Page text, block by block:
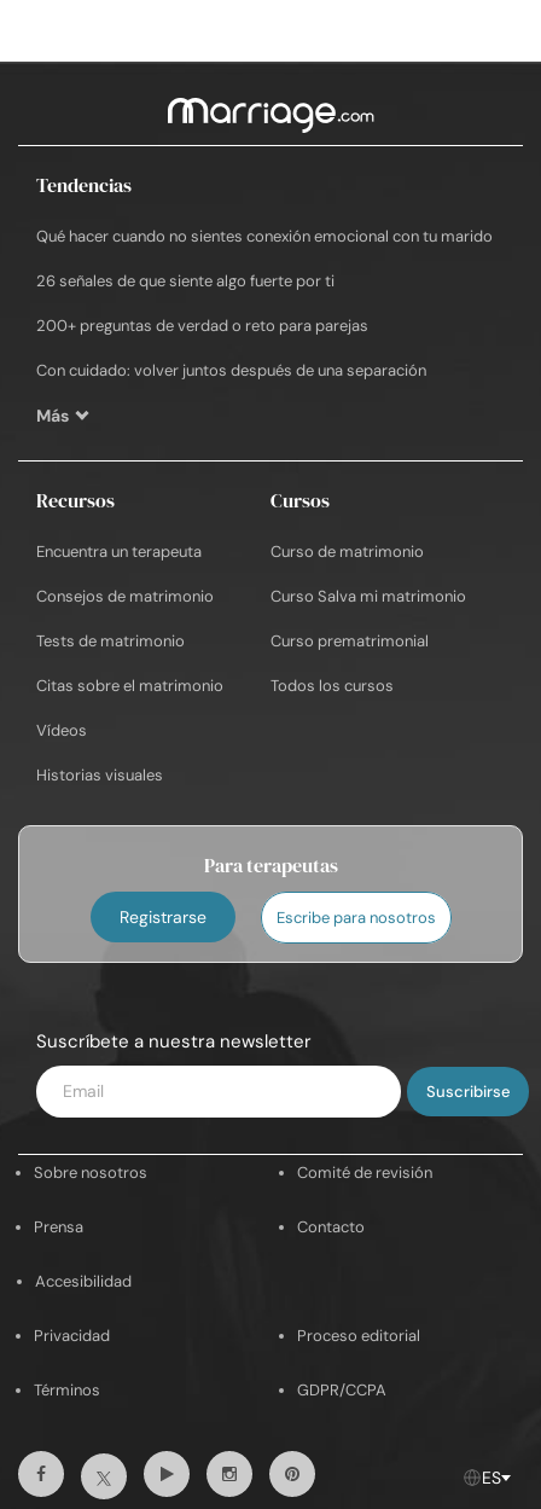
Tendencias
Qué hacer cuando no sientes conexión emocional con tu marido
26 señales de que siente algo fuerte por ti
200+ preguntas de verdad o reto para parejas
Con cuidado: volver juntos después de una separación
Más
Recursos
Encuentra un terapeuta
Consejos de matrimonio
Tests de matrimonio
Citas sobre el matrimonio
Vídeos
Historias visuales
Cursos
Curso de matrimonio
Curso Salva mi matrimonio
Curso prematrimonial
Todos los cursos
Para terapeutas
Registrarse Escribe para nosotros
Suscríbete a nuestra newsletter
Introduce
tu
Sobre nosotros Comité de revisión
Prensa Contacto
Accesibilidad
Privacidad Proceso editorial
Términos GDPR/CCPA
FacebookTwitterYoutubeInstagramPinterest ES